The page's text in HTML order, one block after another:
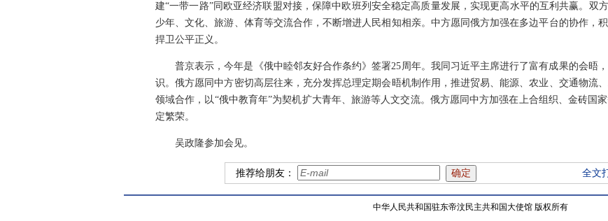
建“一带一路”同欧亚经济联盟对接，保障中欧班列安全稳定高质量发展，实现更高水平的互利共赢。双
少年、文化、旅游、体育等交流合作，不断增进人民相知相亲。中方愿同俄方加强在多边平台的协作，
捍卫公平正义。
普京表示，今年是《俄中睦邻友好合作条约》签署25周年。我同习近平主席进行了富有成果的会晤
识。俄方愿同中方密切高层往来，充分发挥总理定期会晤机制作用，推进贸易、能源、农业、交通物流
领域合作，以“俄中教育年”为契机扩大青年、旅游等人文交流。俄方愿同中方加强在上合组织、金砖国
定繁荣。
吴政隆参加会见。
推荐给朋友： 全文
中华人民共和国驻东帝汶民主共和国大使馆 版权所有